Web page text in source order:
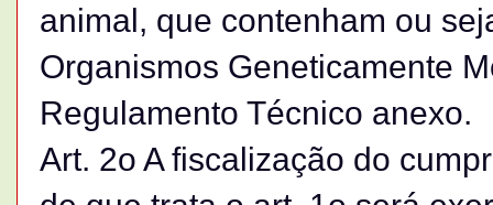
animal, que contenham ou
Organismos Geneticamente
Regulamento Técnico anexo.
Art. 2o A fiscalização do